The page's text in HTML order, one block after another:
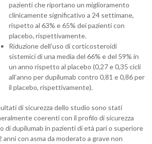
pazienti che riportano un miglioramento
clinicamente significativo a 24 settimane,
rispetto al 63% e 65% dei pazienti con
placebo, rispettivamente.
Riduzione dell’uso di corticosteroidi
sistemici di una media del 66% e del 59% in
un anno rispetto al placebo (0,27 e 0,35 cicli
all’anno per dupilumab contro 0,81 e 0,86 per
il placebo, rispettivamente).
di sicurezza dello studio sono stati
coerenti con il profilo di sicurezza
di dupilumab in pazienti di età pari o superiore
anni con asma da moderato a grave non